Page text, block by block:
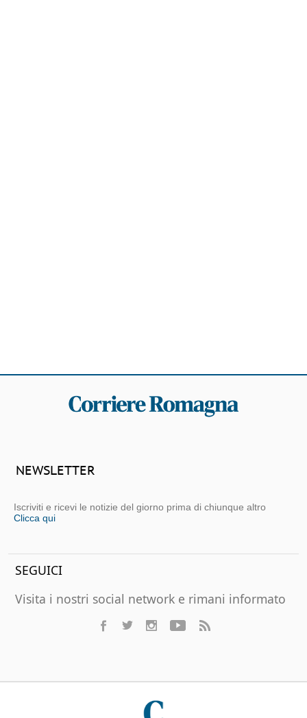
NEWSLETTER
Iscriviti e ricevi le notizie del giorno prima di chiunque altro
Clicca qui
SEGUICI
Visita i nostri social network e rimani informato